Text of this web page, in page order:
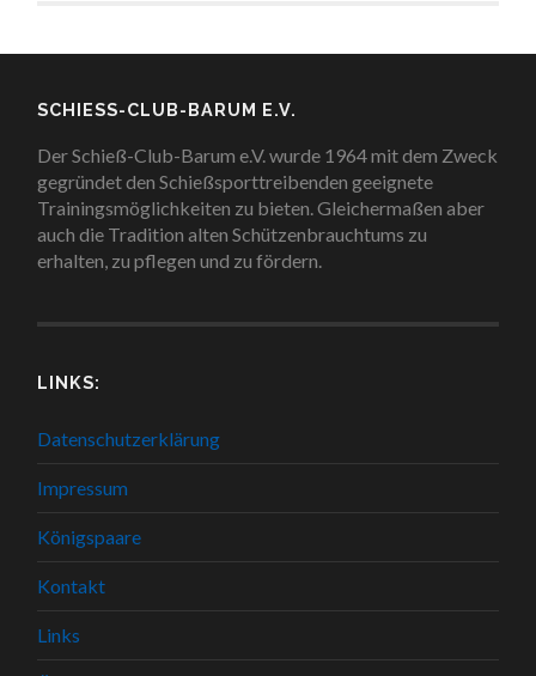
SCHIESS-CLUB-BARUM E.V.
Der Schieß-Club-Barum e.V. wurde 1964 mit dem Zweck
gegründet den Schießsporttreibenden geeignete
Trainingsmöglichkeiten zu bieten. Gleichermaßen aber
auch die Tradition alten Schützenbrauchtums zu
erhalten, zu pflegen und zu fördern.
LINKS:
Datenschutzerklärung
Impressum
Königspaare
Kontakt
Links